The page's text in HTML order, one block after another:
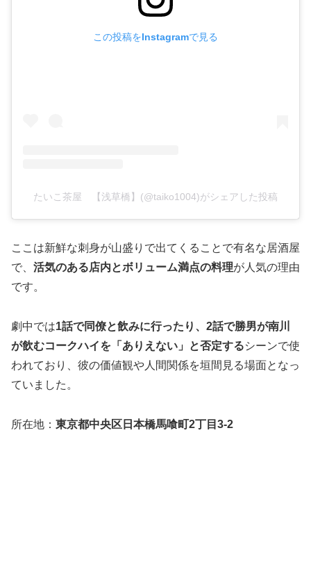
この投稿をInstagramで見る
たいこ茶屋 【浅草橋】(@taiko1004)がシェアした投稿
ここは新鮮な刺身が山盛りで出てくることで有名な居酒屋
で、 活気のある店内とボリューム満点の料理が人気の理由
です。
劇中では1話で同僚と飲みに行ったり、2話で勝男が南川
が飲むコークハイを「ありえない」と否定するシーンで使
われており、彼の価値観や人間関係を垣間見る場面となっ
ていました。
所在地： 東京都中央区日本橋馬喰町2丁目3-2